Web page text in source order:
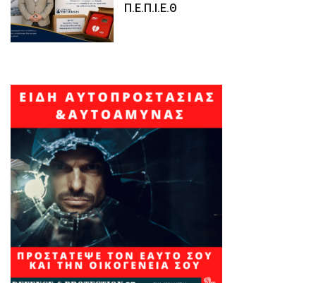
Π.Ε.Π.Ι.Ε.Θ